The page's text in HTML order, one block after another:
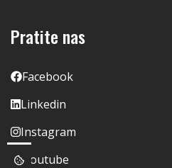
Pratite nas
Facebook
Linkedin
Instagram
Youtube